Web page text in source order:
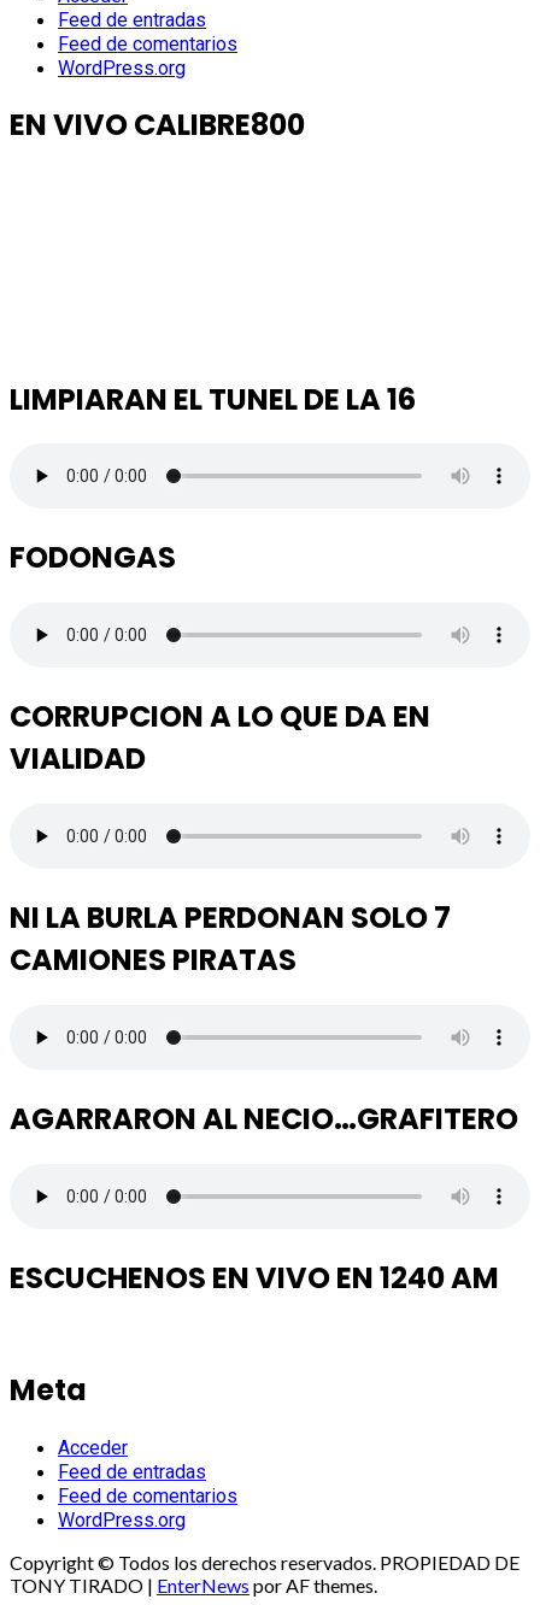
Feed de entradas
Feed de comentarios
WordPress.org
EN VIVO CALIBRE800
LIMPIARAN EL TUNEL DE LA 16
FODONGAS
CORRUPCION A LO QUE DA EN
VIALIDAD
NI LA BURLA PERDONAN SOLO 7
CAMIONES PIRATAS
AGARRARON AL NECIO…GRAFITERO
ESCUCHENOS EN VIVO EN 1240 AM
Meta
Acceder
Feed de entradas
Feed de comentarios
WordPress.org
Copyright © Todos los derechos reservados. PROPIEDAD DE
TONY TIRADO | EnterNews por AF themes.